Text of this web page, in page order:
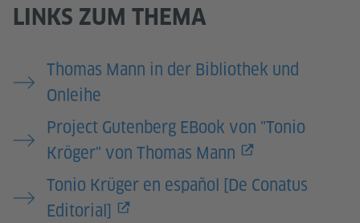
LINKS ZUM THEMA
Thomas Mann in der Bibliothek und
Onleihe
Project Gutenberg EBook von "Tonio
Kröger" von Thomas Mann
Tonio Krüger en español [De Conatus
Editorial]